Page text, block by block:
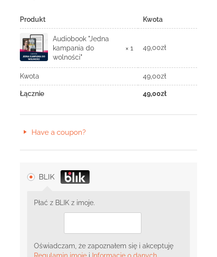
Produkt Kwota
Audiobook "Jedna
kampania do
wolności"
× 1 49,00zł
Kwota 49,00zł
Łącznie 49,00zł
Have a coupon?
BLIK
Płać z BLIK z imoje.
Oświadczam, że zapoznałem się i akceptuję
Regulamin imojei Informację o danych